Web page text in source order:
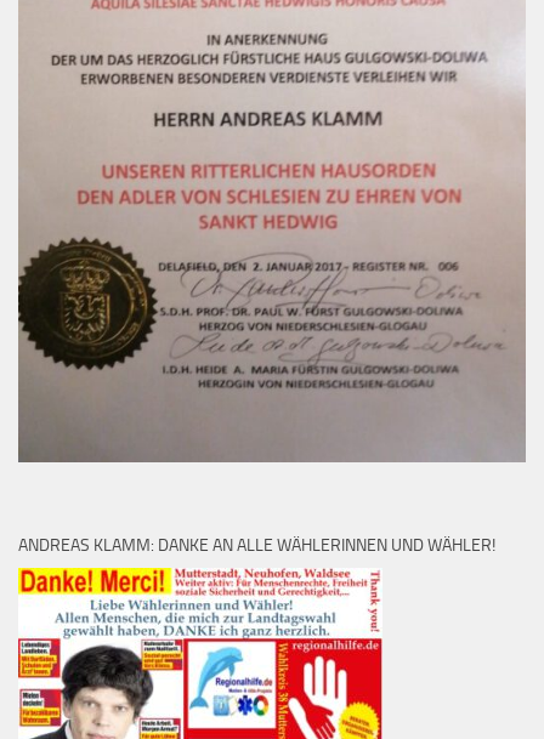
ANDREAS KLAMM: DANKE AN ALLE WÄHLERINNEN UND WÄHLER!